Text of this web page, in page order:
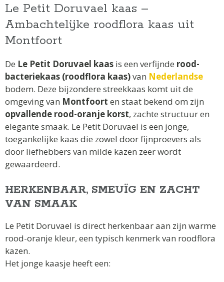
Le Petit Doruvael kaas –
Ambachtelijke roodflora kaas uit
Montfoort
De Le Petit Doruvael kaas is een verfijnde rood-
bacteriekaas (roodflora kaas)van Nederlandse
bodem. Deze bijzondere streekkaas komt uit de
omgeving van Montfoort en staat bekend om zijn
opvallende rood-oranje korst, zachte structuur en
elegante smaak. Le Petit Doruvael is een jonge,
toegankelijke kaas die zowel door fijnproevers als
door liefhebbers van milde kazen zeer wordt
gewaardeerd.
HERKENBAAR, SMEUÏG EN ZACHT
VAN SMAAK
Le Petit Doruvael is direct herkenbaar aan zijn warme
rood-oranje kleur, een typisch kenmerk van roodflora
kazen.
Het jonge kaasje heeft een: